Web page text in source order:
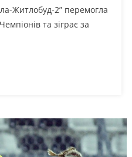
Житлобуд-2” перемогла
та зіграє за